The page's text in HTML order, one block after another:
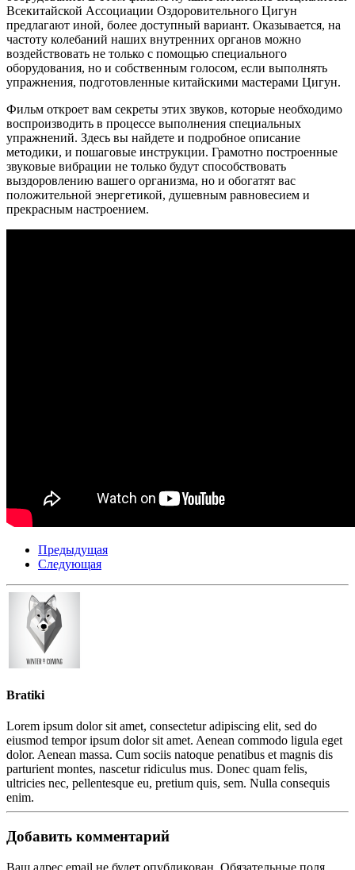
Всекитайской Ассоциации Оздоровительного Цигун
предлагают иной, более доступный вариант. Оказывается, на
частоту колебаний наших внутренних органов можно
воздействовать не только с помощью специального
оборудования, но и собственным голосом, если выполнять
упражнения, подготовленные китайскими мастерами Цигун.
Фильм откроет вам секреты этих звуков, которые необходимо
воспроизводить в процессе выполнения специальных
упражнений. Здесь вы найдете и подробное описание
методики, и пошаговые инструкции. Грамотно построенные
звуковые вибрации не только будут способствовать
выздоровлению вашего организма, но и обогатят вас
положительной энергетикой, душевным равновесием и
прекрасным настроением.
Предыдущая
Следующая
Bratiki
Lorem ipsum dolor sit amet, consectetur adipiscing elit, sed do
eiusmod tempor ipsum dolor sit amet. Aenean commodo ligula eget
dolor. Aenean massa. Cum sociis natoque penatibus et magnis dis
parturient montes, nascetur ridiculus mus. Donec quam felis,
ultricies nec, pellentesque eu, pretium quis, sem. Nulla consequis
enim.
Добавить комментарий
Ваш адрес email не будет опубликован. Обязательные поля